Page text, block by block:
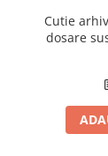
Cutie
dosare